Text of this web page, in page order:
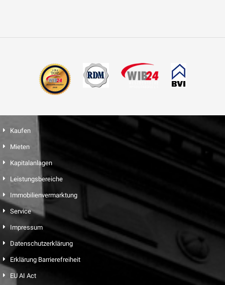
Kaufen
Mieten
Kapitalanlagen
Leistungsbereiche
Immobilienvermarktung
Service
Impressum
Datenschutzerklärung
Erklärung Barrierefreiheit
EU AI Act